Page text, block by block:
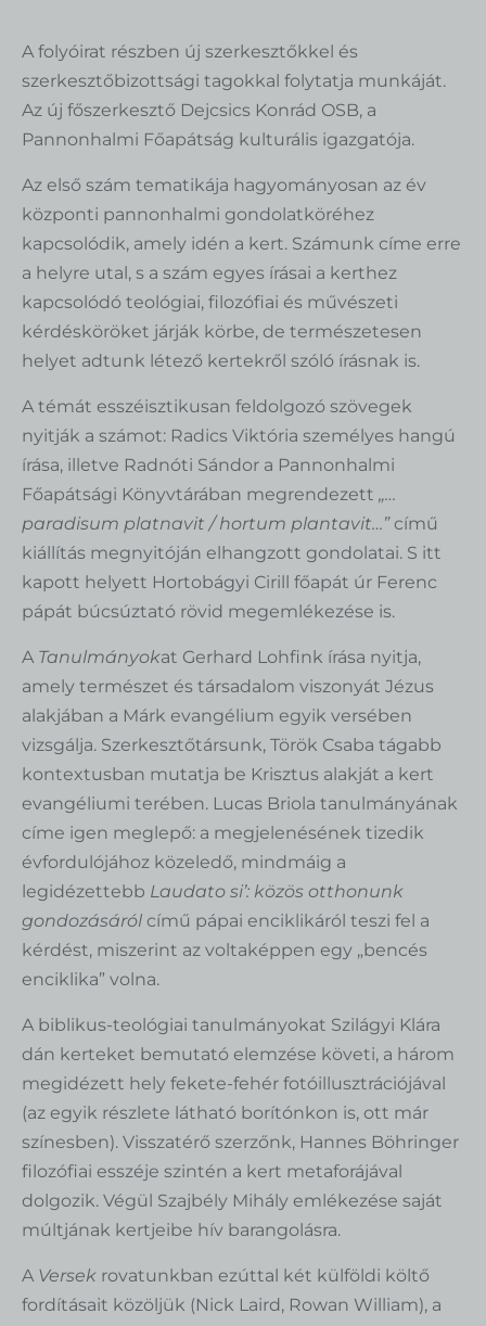
A folyóirat részben új szerkesztőkkel és
szerkesztőbizottsági tagokkal folytatja munkáját.
Az új főszerkesztő Dejcsics Konrád OSB, a
Pannonhalmi Főapátság kulturális igazgatója.
Az első szám tematikája hagyományosan az év
központi pannonhalmi gondolatköréhez
kapcsolódik, amely idén a kert. Számunk címe erre
a helyre utal, s a szám egyes írásai a kerthez
kapcsolódó teológiai, filozófiai és művészeti
kérdésköröket járják körbe, de természetesen
helyet adtunk létező kertekről szóló írásnak is.
A témát esszéisztikusan feldolgozó szövegek
nyitják a számot: Radics Viktória személyes hangú
írása, illetve Radnóti Sándor a Pannonhalmi
Főapátsági Könyvtárában megrendezett „…
paradisum platnavit / hortum plantavit…” című
kiállítás megnyitóján elhangzott gondolatai. S itt
kapott helyett Hortobágyi Cirill főapát úr Ferenc
pápát búcsúztató rövid megemlékezése is.
A Tanulmányokat Gerhard Lohfink írása nyitja,
amely természet és társadalom viszonyát Jézus
alakjában a Márk evangélium egyik versében
vizsgálja. Szerkesztőtársunk, Török Csaba tágabb
kontextusban mutatja be Krisztus alakját a kert
evangéliumi terében. Lucas Briola tanulmányának
címe igen meglepő: a megjelenésének tizedik
évfordulójához közeledő, mindmáig a
legidézettebb Laudato si’: közös otthonunk
gondozásáról című pápai enciklikáról teszi fel a
kérdést, miszerint az voltaképpen egy „bencés
enciklika” volna.
A biblikus-teológiai tanulmányokat Szilágyi Klára
dán kerteket bemutató elemzése követi, a három
megidézett hely fekete-fehér fotóillusztrációjával
(az egyik részlete látható borítónkon is, ott már
színesben). Visszatérő szerzőnk, Hannes Böhringer
filozófiai esszéje szintén a kert metaforájával
dolgozik. Végül Szajbély Mihály emlékezése saját
múltjának kertjeibe hív barangolásra.
A Versek rovatunkban ezúttal két külföldi költő
fordításait közöljük (Nick Laird, Rowan William), a